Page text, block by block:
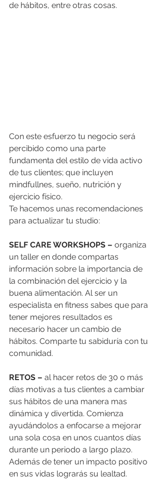
de hábitos, entre otras cosas.
Con este esfuerzo tu negocio será
percibido como una parte
fundamenta del estilo de vida activo
de tus clientes; que incluyen
mindfullnes, sueño, nutrición y
ejercicio físico.
Te hacemos unas recomendaciones
para actualizar tu studio:
SELF CARE WORKSHOPS – organiza
un taller en donde compartas
información sobre la importancia de
la combinación del ejercicio y la
buena alimentación. Al ser un
especialista en fitness sabes que para
tener mejores resultados es
necesario hacer un cambio de
hábitos. Comparte tu sabiduría con tu
comunidad.
RETOS – al hacer retos de 30 o más
días motivas a tus clientes a cambiar
sus hábitos de una manera mas
dinámica y divertida. Comienza
ayudándolos a enfocarse a mejorar
una sola cosa en unos cuantos días
durante un periodo a largo plazo.
Además de tener un impacto positivo
en sus vidas lograrás su lealtad.